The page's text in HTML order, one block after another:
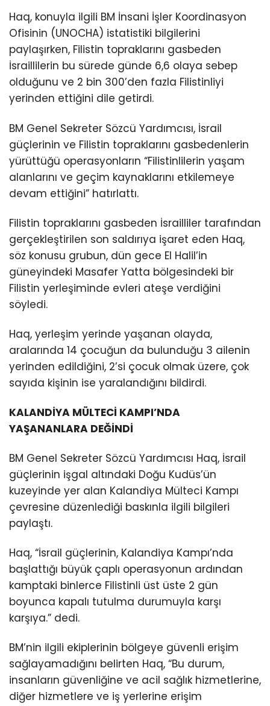
Haq, konuyla ilgili BM İnsani İşler Koordinasyon
Ofisinin (UNOCHA) istatistiki bilgilerini
paylaşırken, Filistin topraklarını gasbeden
İsraillilerin bu sürede günde 6,6 olaya sebep
olduğunu ve 2 bin 300’den fazla Filistinliyi
yerinden ettiğini dile getirdi.
BM Genel Sekreter Sözcü Yardımcısı, İsrail
güçlerinin ve Filistin topraklarını gasbedenlerin
yürüttüğü operasyonların “Filistinlilerin yaşam
alanlarını ve geçim kaynaklarını etkilemeye
devam ettiğini” hatırlattı.
Filistin topraklarını gasbeden İsrailliler tarafından
gerçekleştirilen son saldırıya işaret eden Haq,
söz konusu grubun, dün gece El Halil’in
güneyindeki Masafer Yatta bölgesindeki bir
Filistin yerleşiminde evleri ateşe verdiğini
söyledi.
Haq, yerleşim yerinde yaşanan olayda,
aralarında 14 çocuğun da bulunduğu 3 ailenin
yerinden edildiğini, 2’si çocuk olmak üzere, çok
sayıda kişinin ise yaralandığını bildirdi.
KALANDİYA MÜLTECİ KAMPI’NDA
YAŞANANLARA DEĞİNDİ
BM Genel Sekreter Sözcü Yardımcısı Haq, İsrail
güçlerinin işgal altındaki Doğu Kudüs’ün
kuzeyinde yer alan Kalandiya Mülteci Kampı
çevresine düzenlediği baskınla ilgili bilgileri
paylaştı.
Haq, “İsrail güçlerinin, Kalandiya Kampı’nda
başlattığı büyük çaplı operasyonun ardından
kamptaki binlerce Filistinli üst üste 2 gün
boyunca kapalı tutulma durumuyla karşı
karşıya.” dedi.
BM’nin ilgili ekiplerinin bölgeye güvenli erişim
sağlayamadığını belirten Haq, “Bu durum,
insanların güvenliğine ve acil sağlık hizmetlerine,
diğer hizmetlere ve iş yerlerine erişim